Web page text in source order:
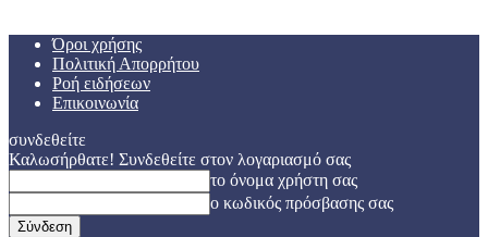
Όροι χρήσης
Πολιτική Απορρήτου
Ροή ειδήσεων
Επικοινωνία
συνδεθείτε
Καλωσήρθατε! Συνδεθείτε στον λογαριασμό σας
το όνομα χρήστη σας
ο κωδικός πρόσβασης σας